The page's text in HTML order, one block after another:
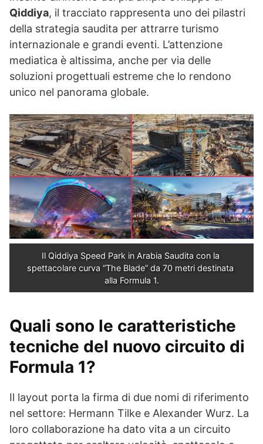
Qiddiya, il tracciato rappresenta uno dei pilastri
della strategia saudita per attrarre turismo
internazionale e grandi eventi. L’attenzione
mediatica è altissima, anche per via delle
soluzioni progettuali estreme che lo rendono
unico nel panorama globale.
Il Qiddiya Speed Park in Arabia Saudita con la
spettacolare curva “The Blade” da 70 metri destinata
alla Formula 1.
Quali sono le caratteristiche
tecniche del nuovo circuito di
Formula 1?
Il layout porta la firma di due nomi di riferimento
nel settore: Hermann Tilke e Alexander Wurz. La
loro collaborazione ha dato vita a un circuito